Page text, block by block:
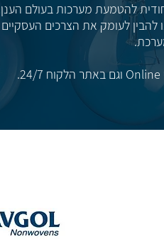
להטמעת מערכות בעולם
להבין לעומק את הצרכים